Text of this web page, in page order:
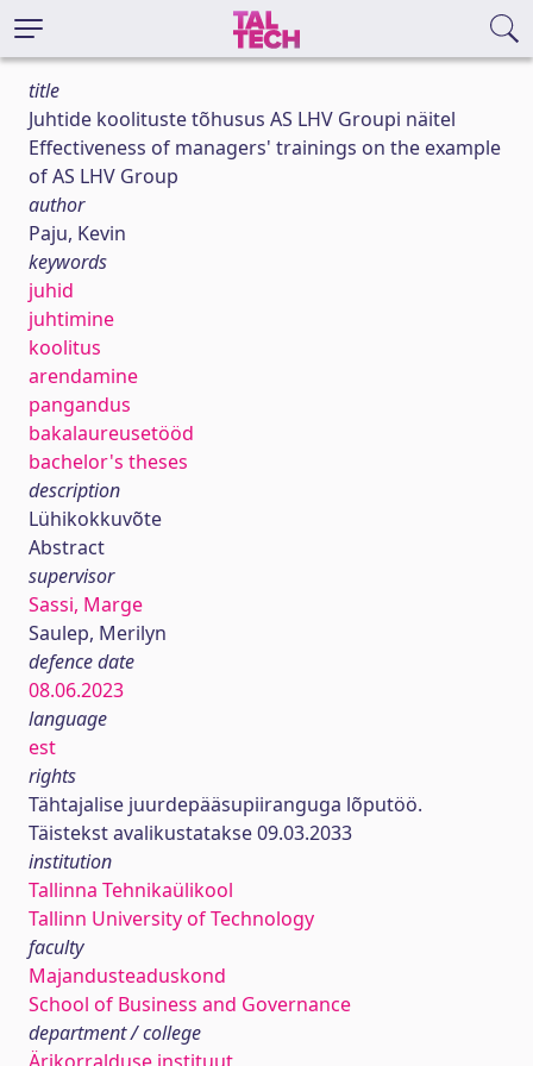
title
Juhtide koolituste tõhusus AS LHV Groupi näitel
Effectiveness of managers' trainings on the example
of AS LHV Group
author
Paju, Kevin
keywords
juhid
juhtimine
koolitus
arendamine
pangandus
bakalaureusetööd
bachelor's theses
description
Lühikokkuvõte
Abstract
supervisor
Sassi, Marge
Saulep, Merilyn
defence date
08.06.2023
language
est
rights
Tähtajalise juurdepääsupiiranguga lõputöö.
Täistekst avalikustatakse 09.03.2033
institution
Tallinna Tehnikaülikool
Tallinn University of Technology
faculty
Majandusteaduskond
School of Business and Governance
department / college